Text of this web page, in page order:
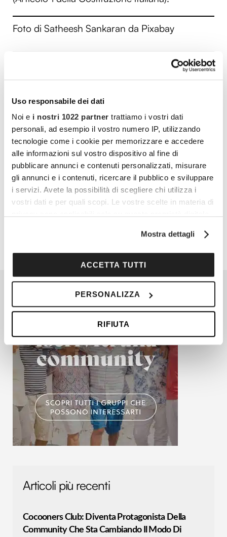
Uso responsabile dei dati
Noi e i nostri 1022 partner trattiamo i vostri dati
personali, ad esempio il vostro numero IP, utilizzando
tecnologie come i cookie per memorizzare e accedere
alle informazioni sul vostro dispositivo al fine di
pubblicare annunci e contenuti personalizzati, misurare
gli annunci e i contenuti, ricercare il pubblico e sviluppare
i servizi. Avete la possibilità di scegliere chi utilizza i
vostri dati e per quali scopi. Le vostre scelte in materia di
modificare o revocare il proprio consenso in qualsiasi
sull'icona di attivazione della privacy.
raccogliere informazioni sulla tua posizione
geografica, con un'approssimazione di qualche
Identificare il tuo dispositivo, scansionandolo
attivamente alla ricerca di caratteristiche specifiche
(impronte digitali).
Approfondisci come vengono elaborati i tuoi dati personali
e imposta le tue preferenze nellasezione dettagli
modificare o ritirare il tuo consenso in qualsiasi momento
dalla Dichiarazione sui cookie.
Utilizziamo i cookie per personalizzare contenuti ed
nostri partner che si occupano di analisi dei dati web,
raccolto dal tuo utilizzo dei loro servizi.
Mostra dettagli
ACCETTA TUTTI
PERSONALIZZA
RIFIUTA
Foto di Satheesh Sankaran da Pixabay
Vuoi commentare l’articolo? Iscriviti
alla community e partecipa alla
discussione.
Cocooners è una community che aggrega
persone appassionate, piene di interessi e
gratitudine nei confronti della vita, per offrire
loro esperienze di socialità e risorse per vivere
al meglio.
PARTECIPA ANCHE TU
Articoli più recenti
Cocooners Club: Diventa Protagonista Della
Community Che Sta Cambiando Il Modo Di